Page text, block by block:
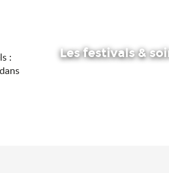
:
Les festivals &